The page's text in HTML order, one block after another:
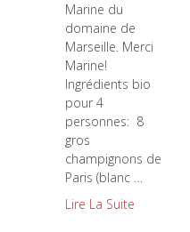
Marine du
domaine de
Marseille. Merci
Marine!
Ingrédients bio
pour 4
personnes: 8
gros
champignons de
Paris (blanc …
Lire La Suite